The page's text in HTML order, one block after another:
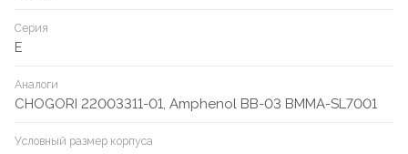
Серия
E
Аналоги
CHOGORI 22003311-01, Amphenol BB-03 BMMA-SL7001
Условный размер корпуса